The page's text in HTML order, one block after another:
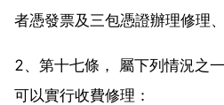
者憑發票及三包憑證辦理修理
2、第十七條， 屬下列情況之
可以實行收費修理：